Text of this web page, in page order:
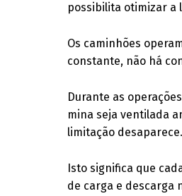
possibilita otimizar a
Os caminhões
constante, não há
Durante as
mina seja ventilada
limitação desaparece.
Isto significa que
de carga e descarga